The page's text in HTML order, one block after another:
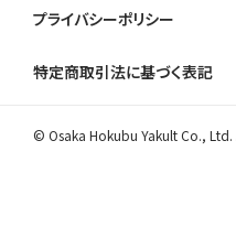
プライバシーポリシー
特定商取引法に基づく表記
© Osaka Hokubu Yakult Co., Ltd.